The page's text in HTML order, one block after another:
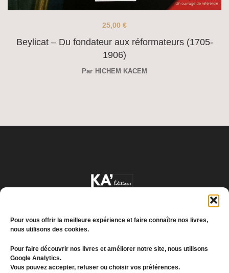
Pour vous offrir la meilleure expérience et faire connaître nos livres,
nous utilisons des cookies.
Pour faire découvrir nos livres et améliorer notre site, nous utilisons
Google Analytics.
Vous pouvez accepter, refuser ou choisir vos préférences.
Beylicat – Du fondateur aux réformateurs (1705-
1906)
25,00 €
Par HICHEM KACEM
Conditions générales de vente